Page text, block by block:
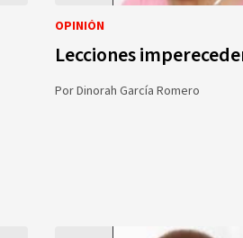
OPINIÓN
Lecciones
PorDinorah García Romero